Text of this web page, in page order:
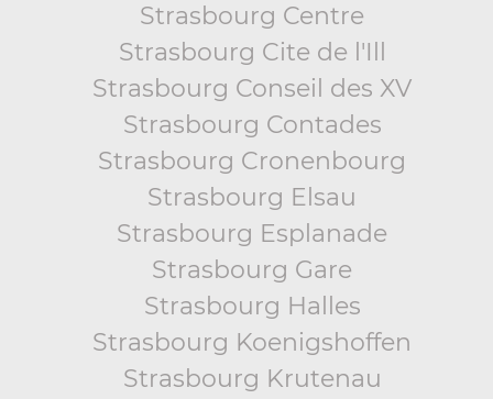
Strasbourg Centre
Strasbourg Cite de l'Ill
Strasbourg Conseil des XV
Strasbourg Contades
Strasbourg Cronenbourg
Strasbourg Elsau
Strasbourg Esplanade
Strasbourg Gare
Strasbourg Halles
Strasbourg Koenigshoffen
Strasbourg Krutenau